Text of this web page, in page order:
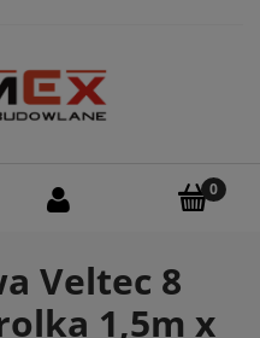
Veltec 8
1,5m x